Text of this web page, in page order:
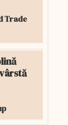
Trade